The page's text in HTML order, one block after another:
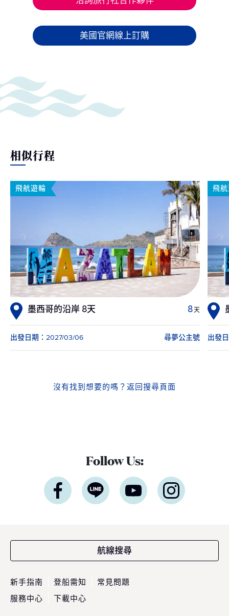
美國官網線上訂購
相似行程
飛航遊輪
墨西哥的沿岸 8天 8天
出發日期：2027/03/06 尋夢公主號
飛
出發
沒有找到想要的嗎？ 返回搜尋頁面
Follow Us:
航線搜尋
新手指南 登船需知
常見問題
服務中心
下載中心